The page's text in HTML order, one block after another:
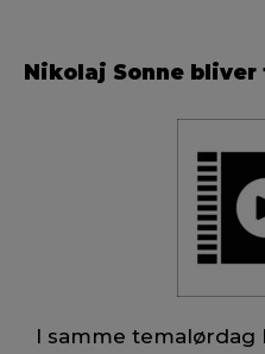
Nikolaj Sonne bliver
I samme temalørdag